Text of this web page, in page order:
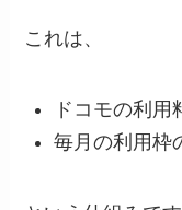
これは、
ドコモの利
毎月の利用枠